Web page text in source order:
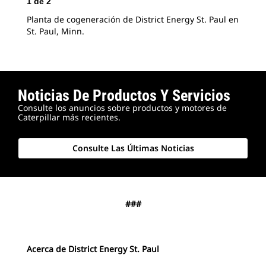
Planta de cogeneración de District Energy St. Paul en
St. Paul, Minn.
Noticias De Productos Y Servicios
Consulte los anuncios sobre productos y motores de
Caterpillar más recientes.
Consulte Las Últimas Noticias
###
Acerca de District Energy St. Paul